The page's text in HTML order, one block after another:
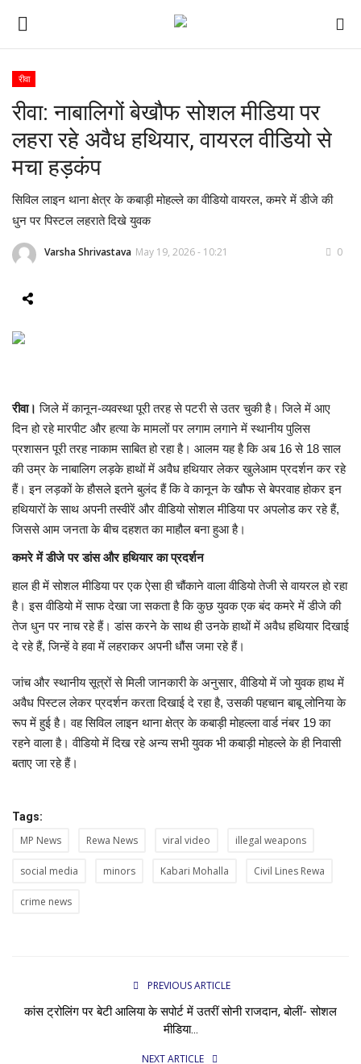
ई-पेपर
होम
Contact Us
Subscribe
मध्यप्रदेश
छत्तीसगढ़
मनोरंजन
लाइफस्टाइल
खेल
ब्रेकिंग न्यूज़
व्यापार
टेक न्यूज़
रीवा
रीवा: नाबालिगों बेखौफ सोशल मीडिया पर
लहरा रहे अवैध हथियार, वायरल वीडियो से
मचा हड़कंप
​सिविल लाइन थाना क्षेत्र के कबाड़ी मोहल्ले का वीडियो वायरल, कमरे में डीजे की
धुन पर पिस्टल लहराते दिखे युवक
Varsha Shrivastava May 19, 2026 - 10:21 0
रीवा। जिले में कानून-व्यवस्था पूरी तरह से पटरी से उतर चुकी है। जिले में आए
दिन हो रहे मारपीट और हत्या के मामलों पर लगाम लगाने में स्थानीय पुलिस
प्रशासन पूरी तरह नाकाम साबित हो रहा है। आलम यह है कि अब 16 से 18 साल
की उम्र के नाबालिग लड़के हाथों में अवैध हथियार लेकर खुलेआम प्रदर्शन कर रहे
हैं। इन लड़कों के हौसले इतने बुलंद हैं कि वे कानून के खौफ से बेपरवाह होकर इन
हथियारों के साथ अपनी तस्वीरें और वीडियो सोशल मीडिया पर अपलोड कर रहे हैं,
जिससे आम जनता के बीच दहशत का माहौल बना हुआ है।
कमरे में डीजे पर डांस और हथियार का प्रदर्शन
​हाल ही में सोशल मीडिया पर एक ऐसा ही चौंकाने वाला वीडियो तेजी से वायरल हो रहा
है। इस वीडियो में साफ देखा जा सकता है कि कुछ युवक एक बंद कमरे में डीजे की
तेज धुन पर नाच रहे हैं। डांस करने के साथ ही उनके हाथों में अवैध हथियार दिखाई
दे रहे हैं, जिन्हें वे हवा में लहराकर अपनी धौंस जमा रहे हैं।​
जांच और स्थानीय सूत्रों से मिली जानकारी के अनुसार, वीडियो में जो युवक हाथ में
अवैध पिस्टल लेकर प्रदर्शन करता दिखाई दे रहा है, उसकी पहचान बाबू लोनिया के
रूप में हुई है। वह सिविल लाइन थाना क्षेत्र के कबाड़ी मोहल्ला वार्ड नंबर 19 का
रहने वाला है। वीडियो में दिख रहे अन्य सभी युवक भी कबाड़ी मोहल्ले के ही निवासी
बताए जा रहे हैं।
Tags:
MP News Rewa News viral video illegal weapons
social media minors Kabari Mohalla Civil Lines Rewa
crime news
PREVIOUS ARTICLE
कांस ट्रोलिंग पर बेटी आलिया के सपोर्ट में उतरीं सोनी राजदान, बोलीं- सोशल
मीडिया...
NEXT ARTICLE